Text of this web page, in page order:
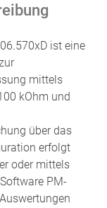
ist eine
mittels
kOhm und
über das
erfolgt
oder mittels
PM-